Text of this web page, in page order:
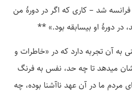
شد – کاری که اگر در دورۀ من
در دورۀ او بی­سابقه بود.» **
به آن تجربه دارد که در «خاطرات و
می­دهد تا چه حد، نفس به فرنگ
مردم ما در آن عهد ناآشنا بوده، چه